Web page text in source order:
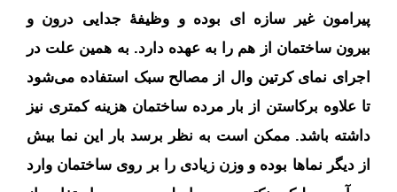
پیرامون غیر سازه‌ ای بوده و وظیفهٔ جدایی درون و
بیرون ساختمان از هم را به عهده دارد. به همین علت در
اجرای نمای کرتین وال از مصالح سبک استفاده می‌شود
تا علاوه برکاستن از بار مرده ساختمان هزینه کمتری نیز
داشته باشد. ممکن است به نظر برسد بار این نما بیش
از دیگر نماها بوده و وزن زیادی را بر روی ساختمان وارد